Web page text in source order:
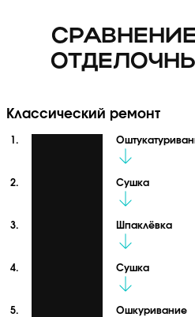
Классический ремонт
Сушка
Шпаклёвка
Сушка
Ошкуривание